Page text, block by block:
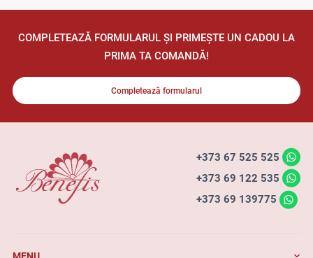
COMPLETEAZĂ FORMULARUL ȘI PRIMEȘTE UN CADOU LA
PRIMA TA COMANDĂ!
Completează formularul
+373 67 525 525
+373 69 122 535
+373 69 139775
MENU